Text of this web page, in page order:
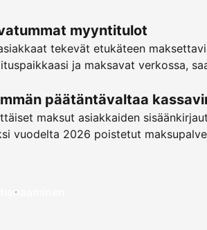
myyntitulot
tekevät etukäteen
ja maksavat verkossa,
päätäntävaltaa
maksut asiakkaiden
vuodelta 2026 poistetut